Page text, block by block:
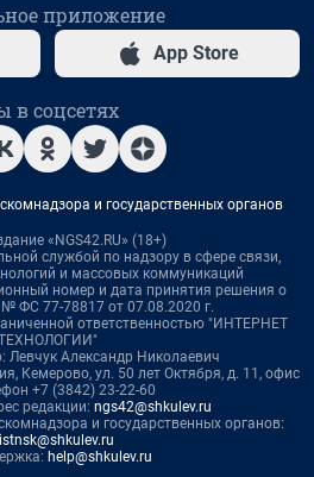
приложение
App Store
в соцсетях
и государственных органов
«NGS42.RU» (18+)
службой по надзору в сфере связи,
и массовых коммуникаций
номер и дата принятия решения о
ФС 77-78817 от 07.08.2020 г.
ответственностью "ИНТЕРНЕТ
Левчук Александр Николаевич
Кемерово, ул. 50 лет Октября, д. 11, офис
+7 (3842) 23-22-60
редакции: ngs42@shkulev.ru
и государственных органов:
help@shkulev.ru